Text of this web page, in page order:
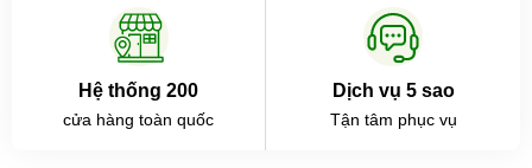
Hệ thống 200
cửa hàng toàn quốc
Dịch vụ 5 sao
Tận tâm phục vụ